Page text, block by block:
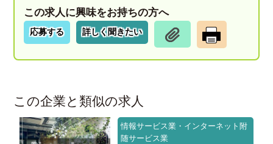
この求人に興味をお持ちの方へ
応募する 詳しく聞きたい
この企業と類似の求人
情報サービス業・インターネット附
随サービス業